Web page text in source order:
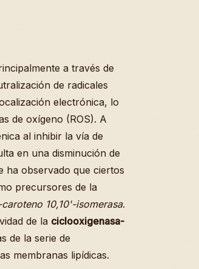
a través de
de radicales
electrónica, lo
de oxígeno (ROS). A
al inhibir la vía de
en una disminución de
ha observado que ciertos
precursores de la
10,10'-isomerasa.
de la ciclooxigenasa-
de la serie de
membranas lipídicas.